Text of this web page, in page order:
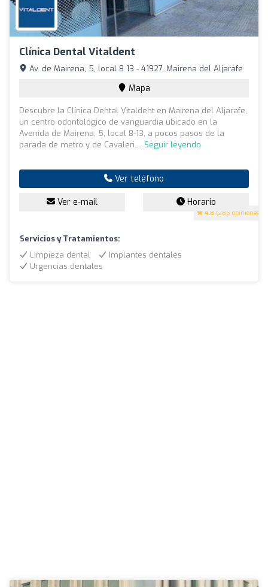
Clínica Dental Vitaldent
4.8 (286 opiniones)
Av. de Mairena, 5, local 8 13 - 41927, Mairena del Aljarafe
Mapa
Descubre la Clínica Dental Vitaldent en Mairena del Aljarafe,
un centro odontológico de vanguardia ubicado en la
Avenida de Mairena, 5, local 8-13, a pocos pasos de la
parada de metro y de Cavaleri.... Seguir leyendo
Ver teléfono
Ver e-mail Horario
Servicios y Tratamientos:
Limpieza dental
Implantes dentales
Urgencias dentales